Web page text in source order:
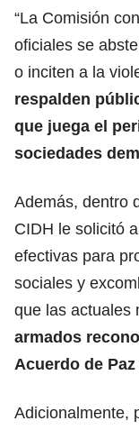
“La Comisión
oficiales se
o inciten a la
respalden
que juega el
sociedades
Además, dentro
CIDH le solicitó
efectivas para
sociales y
que las actuales
armados
Acuerdo de Paz
Adicionalmente,